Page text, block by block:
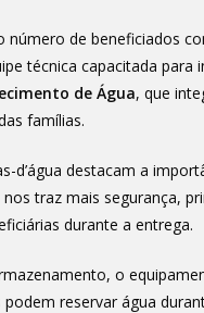
número de beneficiados
técnica capacitada
de Água, que
famílias.
d’água destacam a
traz mais segurança,
durante a entrega.
o
podem reservar água